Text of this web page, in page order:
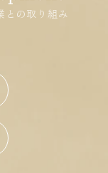
の取り組み